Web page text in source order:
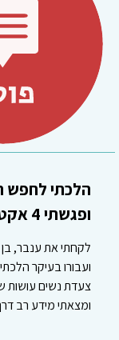
הלכתי לחפש
ופגשתי 4 אקטי...
לקחתי את ענבר,
ועבורו בעיקר
ומצאתי מידע רב